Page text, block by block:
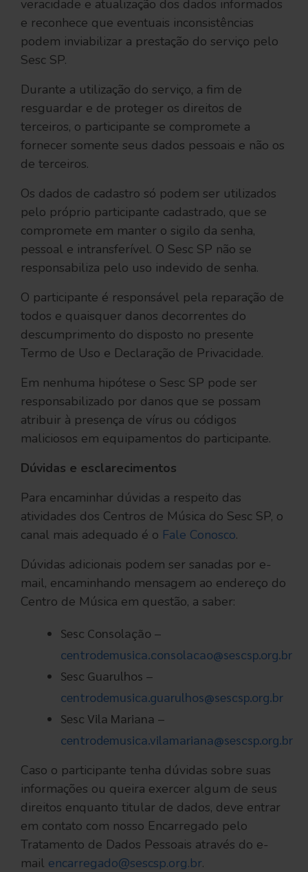
veracidade e atualização dos dados informados
e reconhece que eventuais inconsistências
podem inviabilizar a prestação do serviço pelo
Sesc SP.
Durante a utilização do serviço, a fim de
resguardar e de proteger os direitos de
terceiros, o participante se compromete a
fornecer somente seus dados pessoais e não os
de terceiros.
Os dados de cadastro só podem ser utilizados
pelo próprio participante cadastrado, que se
compromete em manter o sigilo da senha,
pessoal e intransferível. O Sesc SP não se
responsabiliza pelo uso indevido de senha.
O participante é responsável pela reparação de
todos e quaisquer danos decorrentes do
descumprimento do disposto no presente
Termo de Uso e Declaração de Privacidade.
Em nenhuma hipótese o Sesc SP pode ser
responsabilizado por danos que se possam
atribuir à presença de vírus ou códigos
maliciosos em equipamentos do participante.
Dúvidas e esclarecimentos
Para encaminhar dúvidas a respeito das
atividades dos Centros de Música do Sesc SP, o
canal mais adequado é o Fale Conosco.
Dúvidas adicionais podem ser sanadas por e-
mail, encaminhando mensagem ao endereço do
Centro de Música em questão, a saber:
Sesc Consolação –
centrodemusica.consolacao@sescsp.org.br
Sesc Guarulhos –
centrodemusica.guarulhos@sescsp.org.br
Sesc Vila Mariana –
centrodemusica.vilamariana@sescsp.org.br
Caso o participante tenha dúvidas sobre suas
informações ou queira exercer algum de seus
direitos enquanto titular de dados, deve entrar
em contato com nosso Encarregado pelo
Tratamento de Dados Pessoais através do e-
mail encarregado@sescsp.org.br.